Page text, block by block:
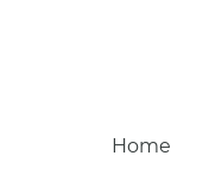
Home